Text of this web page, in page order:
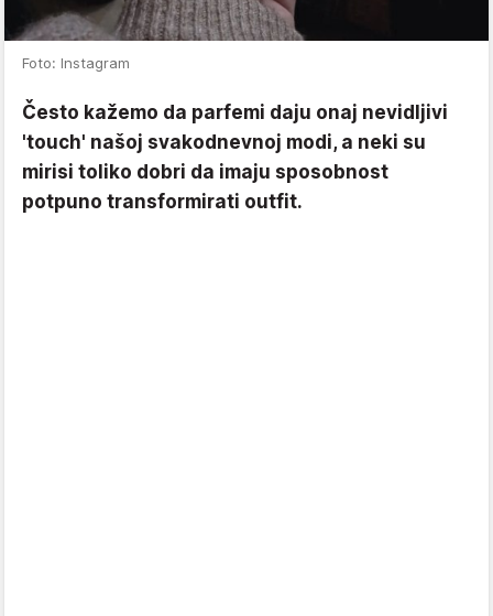
Foto: Instagram
Često kažemo da parfemi daju onaj nevidljivi
'touch' našoj svakodnevnoj modi, a neki su
mirisi toliko dobri da imaju sposobnost
potpuno transformirati outfit.